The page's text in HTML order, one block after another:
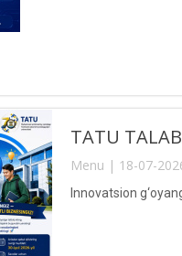
TATU
Menu | 18-07-
Innovatsion